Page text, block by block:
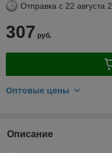
Отправка с 22 августа
307 руб.
Оптовые цены
Описание